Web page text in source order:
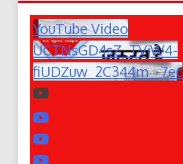
YouTube Video
UCTNsGD4sZ_TVjW4-
fiUDZuw_2C344m_-7ec